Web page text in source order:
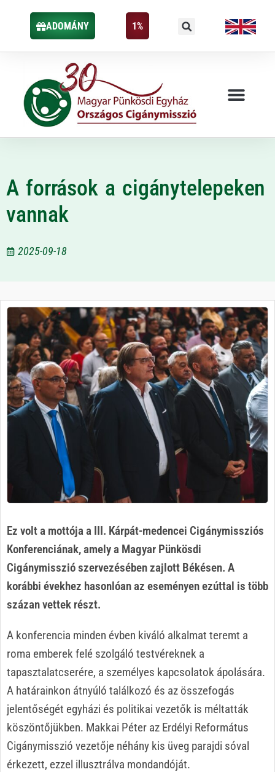
ADOMÁNY 1%
A források a cigánytelepeken
vannak
2025-09-18
Ez volt a mottója a III. Kárpát-medencei Cigánymissziós
Konferenciának, amely a Magyar Pünkösdi
Cigánymisszió szervezésében zajlott Békésen. A
korábbi évekhez hasonlóan az eseményen ezúttal is több
százan vettek részt.
A konferencia minden évben kiváló alkalmat teremt a
roma emberek felé szolgáló testvéreknek a
tapasztalatcserére, a személyes kapcsolatok ápolására.
A határainkon átnyúló találkozó és az összefogás
jelentőségét egyházi és politikai vezetők is méltatták
köszöntőjükben. Makkai Péter az Erdélyi Református
Cigánymisszió vezetője néhány kis üveg parajdi sóval
érkezett, ezzel illusztrálva mondandóját.